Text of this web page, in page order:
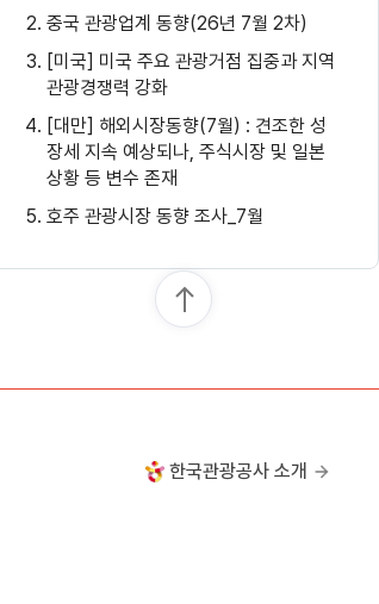
중국 관광업계 동향(26년 7월 2차)
[미국] 미국 주요 관광거점 집중과 지역
관광경쟁력 강화
[대만] 해외시장동향(7월) : 견조한 성
장세 지속 예상되나, 주식시장 및 일본
상황 등 변수 존재
호주 관광시장 동향 조사_7월
한국관광공사 소개